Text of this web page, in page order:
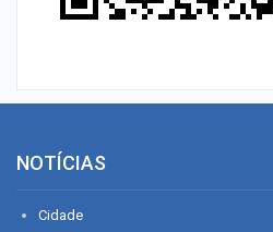
NOTÍCIAS
Cidade